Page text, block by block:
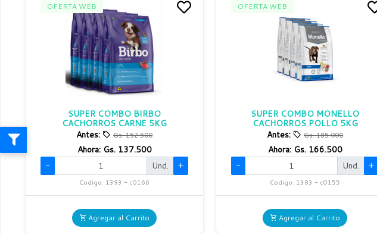
OFERTA WEB
SUPER COMBO BIRBO
CACHORROS CARNE 5KG
Antes:
Gs. 152.500
Ahora: Gs. 137.500
-
Und. +
Codigo: 1393 - c0166
Agregar al Carrito
OFERTA WEB
SUPER COMBO MONELLO
CACHORROS POLLO 5KG
Antes:
Gs. 185.000
Ahora: Gs. 166.500
-
Und. +
Codigo: 1383 - c0155
Agregar al Carrito